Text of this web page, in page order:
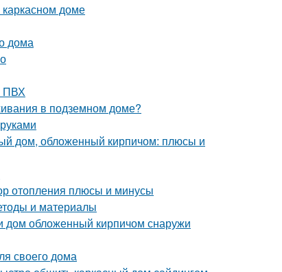
каркасном доме
дома
ПВХ
в подземном доме?
дом, обложенный кирпичом: плюсы и
отопления плюсы и минусы
и материалы
дом обложенный кирпичом снаружи
своего дома